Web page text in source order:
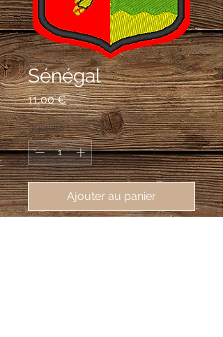
Sénégal
11,00 €Prix
Quantité *
Ajouter au panier